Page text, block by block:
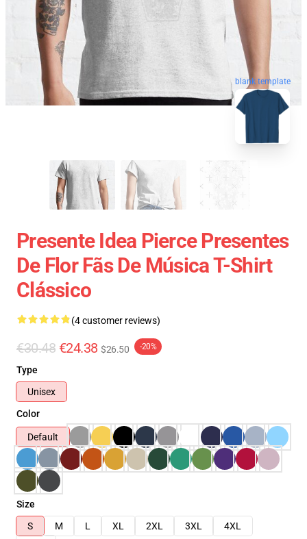
blank template
Presente Idea Pierce Presentes
De Flor Fãs De Música T-Shirt
Clássico
(4 customer reviews)
€30.48 €24.38 $26.50 -20%
Type
Unisex
Color
Default
Size
S
M L XL 2XL 3XL
4XL